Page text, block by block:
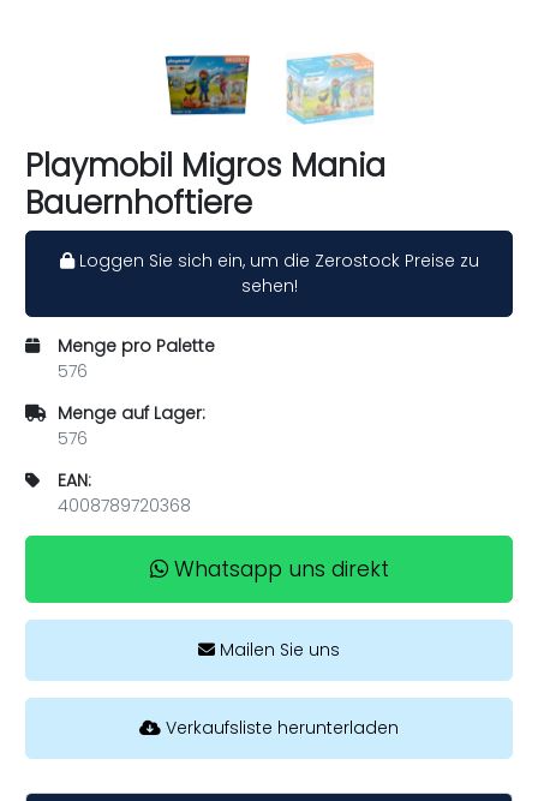
Playmobil Migros Mania
Bauernhoftiere
Loggen Sie sich ein, um die Zerostock Preise zu
sehen!
Menge pro Palette
576
Menge auf Lager:
576
EAN:
4008789720368
Whatsapp uns direkt
Mailen Sie uns
Verkaufsliste herunterladen